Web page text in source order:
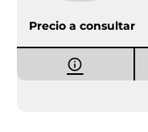
Precio a consultar